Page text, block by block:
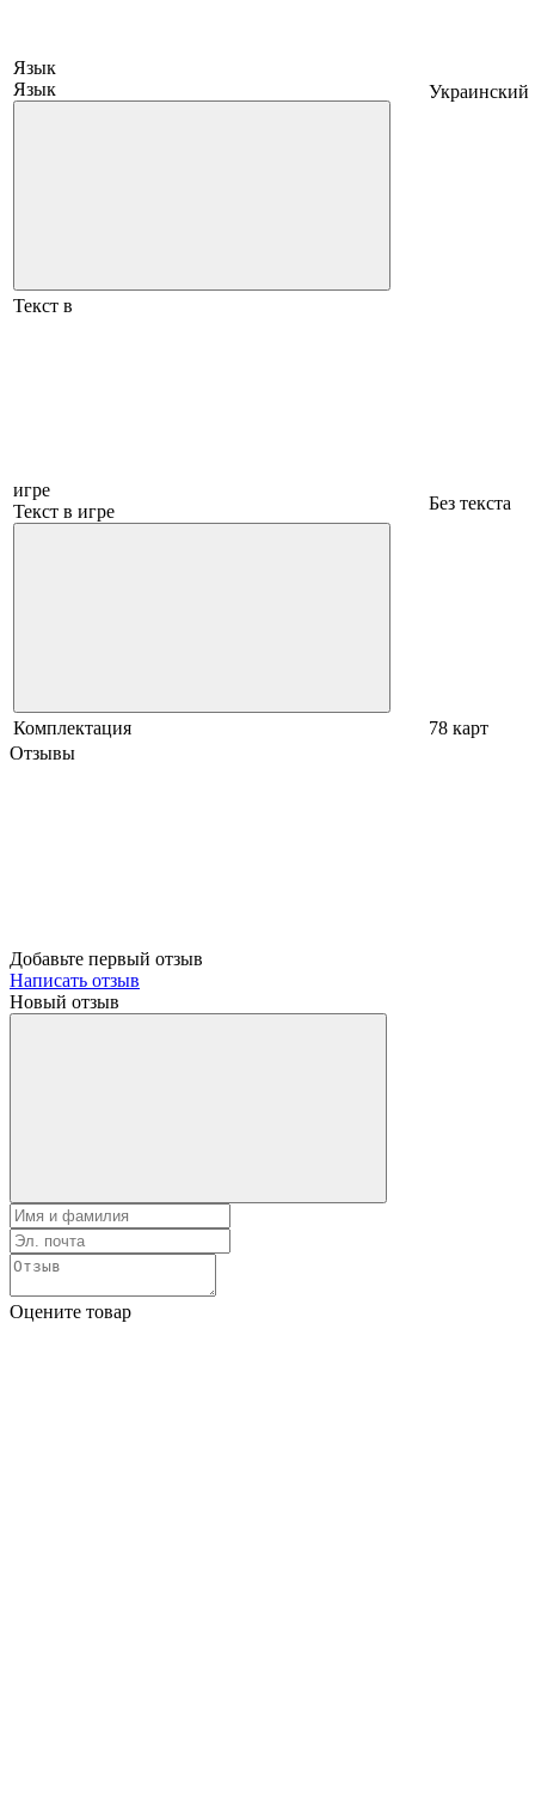
Язык
Язык
Украинский
Текст в
игре
Текст в игре
Без текста
Комплектация
78 карт
Отзывы
Добавьте первый отзыв
Написать отзыв
Новый отзыв
Оцените товар